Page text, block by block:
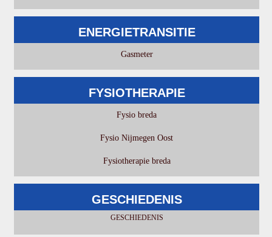
ENERGIETRANSITIE
Gasmeter
FYSIOTHERAPIE
Fysio breda
Fysio Nijmegen Oost
Fysiotherapie breda
GESCHIEDENIS
GESCHIEDENIS